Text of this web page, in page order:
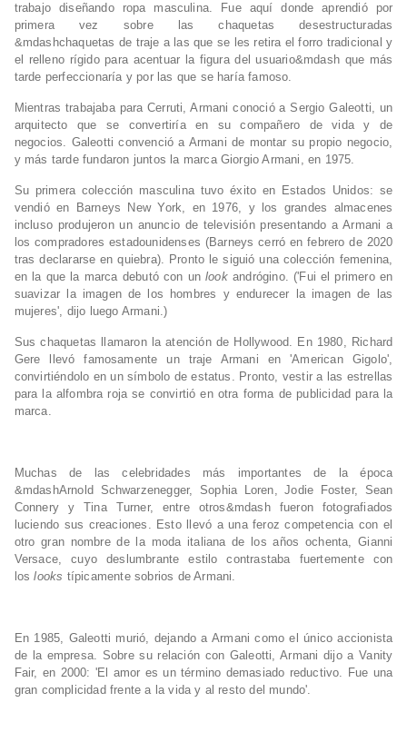
trabajo diseñando ropa masculina. Fue aquí donde aprendió por
primera vez sobre las chaquetas desestructuradas
&mdashchaquetas de traje a las que se les retira el forro tradicional y
el relleno rígido para acentuar la figura del usuario&mdash que más
tarde perfeccionaría y por las que se haría famoso.
Mientras trabajaba para Cerruti, Armani conoció a Sergio Galeotti, un
arquitecto que se convertiría en su compañero de vida y de
negocios. Galeotti convenció a Armani de montar su propio negocio,
y más tarde fundaron juntos la marca Giorgio Armani, en 1975.
Su primera colección masculina tuvo éxito en Estados Unidos: se
vendió en Barneys New York, en 1976, y los grandes almacenes
incluso produjeron un anuncio de televisión presentando a Armani a
los compradores estadounidenses (Barneys cerró en febrero de 2020
tras declararse en quiebra). Pronto le siguió una colección femenina,
en la que la marca debutó con un look andrógino. ('Fui el primero en
suavizar la imagen de los hombres y endurecer la imagen de las
mujeres', dijo luego Armani.)
Sus chaquetas llamaron la atención de Hollywood. En 1980, Richard
Gere llevó famosamente un traje Armani en 'American Gigolo',
convirtiéndolo en un símbolo de estatus. Pronto, vestir a las estrellas
para la alfombra roja se convirtió en otra forma de publicidad para la
marca.
Muchas de las celebridades más importantes de la época
&mdashArnold Schwarzenegger, Sophia Loren, Jodie Foster, Sean
Connery y Tina Turner, entre otros&mdash fueron fotografiados
luciendo sus creaciones. Esto llevó a una feroz competencia con el
otro gran nombre de la moda italiana de los años ochenta, Gianni
Versace, cuyo deslumbrante estilo contrastaba fuertemente con
los looks típicamente sobrios de Armani.
En 1985, Galeotti murió, dejando a Armani como el único accionista
de la empresa. Sobre su relación con Galeotti, Armani dijo a Vanity
Fair, en 2000: 'El amor es un término demasiado reductivo. Fue una
gran complicidad frente a la vida y al resto del mundo'.